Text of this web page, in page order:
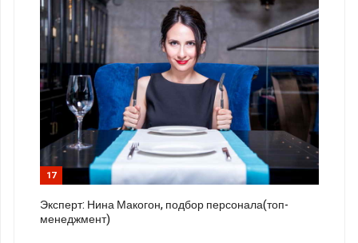
17
Эксперт: Нина Макогон, подбор персонала(топ-
менеджмент)